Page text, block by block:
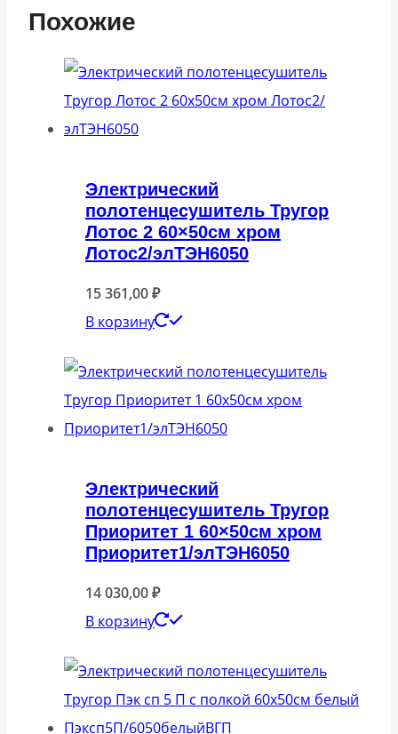
Похожие
Электрический
полотенцесушитель Тругор
Лотос 2 60×50см хром
Лотос2/элТЭН6050
15 361,00₽
В корзину
Электрический
полотенцесушитель Тругор
Приоритет 1 60×50см хром
Приоритет1/элТЭН6050
14 030,00₽
В корзину